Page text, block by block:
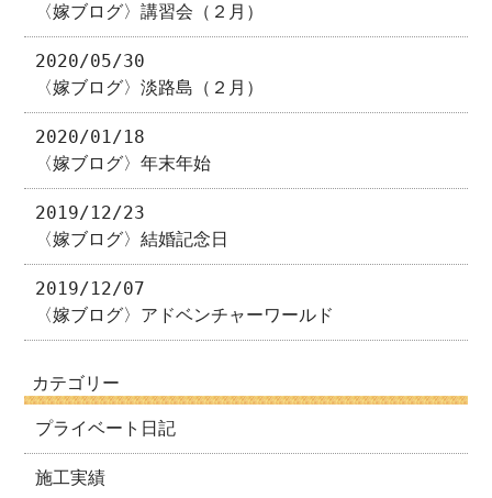
〈嫁ブログ〉講習会（２月）
2020/05/30
〈嫁ブログ〉淡路島（２月）
2020/01/18
〈嫁ブログ〉年末年始
2019/12/23
〈嫁ブログ〉結婚記念日
2019/12/07
〈嫁ブログ〉アドベンチャーワールド
カテゴリー
プライベート日記
施工実績